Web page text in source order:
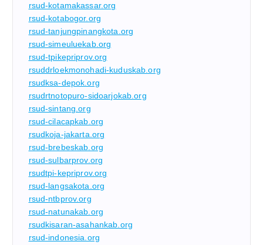
rsud-kotamakassar.org
rsud-kotabogor.org
rsud-tanjungpinangkota.org
rsud-simeuluekab.org
rsud-tpikepriprov.org
rsuddrloekmonohadi-kuduskab.org
rsudksa-depok.org
rsudrtnotopuro-sidoarjokab.org
rsud-sintang.org
rsud-cilacapkab.org
rsudkoja-jakarta.org
rsud-brebeskab.org
rsud-sulbarprov.org
rsudtpi-kepriprov.org
rsud-langsakota.org
rsud-ntbprov.org
rsud-natunakab.org
rsudkisaran-asahankab.org
rsud-indonesia.org